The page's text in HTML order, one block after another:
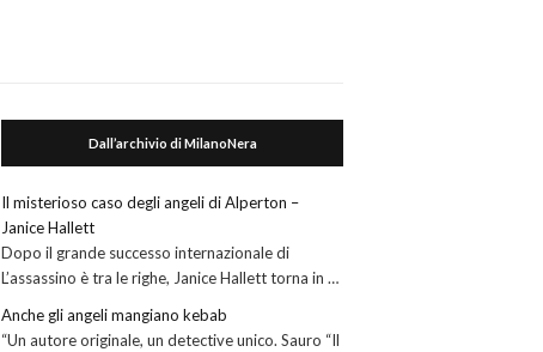
Dall’archivio di MilanoNera
Il misterioso caso degli angeli di Alperton –
Janice Hallett
Dopo il grande successo internazionale di
L’assassino è tra le righe, Janice Hallett torna in …
Anche gli angeli mangiano kebab
“Un autore originale, un detective unico. Sauro “Il